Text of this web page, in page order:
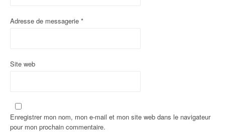
Adresse de messagerie *
Site web
Enregistrer mon nom, mon e-mail et mon site web dans le navigateur
pour mon prochain commentaire.